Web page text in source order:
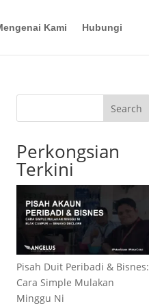
Kami Hubungi
Search
Perkongsian
Terkini
Pisah Duit Peribadi & Bisnes:
Cara Simple Mulakan
Minggu Ni